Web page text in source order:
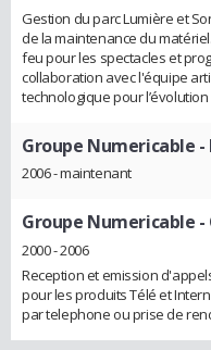
Gestion du parc Lumière et
de la maintenance du
feu pour les spectacles et
collaboration avec l'équipe
technologique pour
Groupe Numericable -
2006 - maintenant
Groupe Numericable -
2000 - 2006
Reception et emission
pour les produits Télé et
par telephone ou prise de